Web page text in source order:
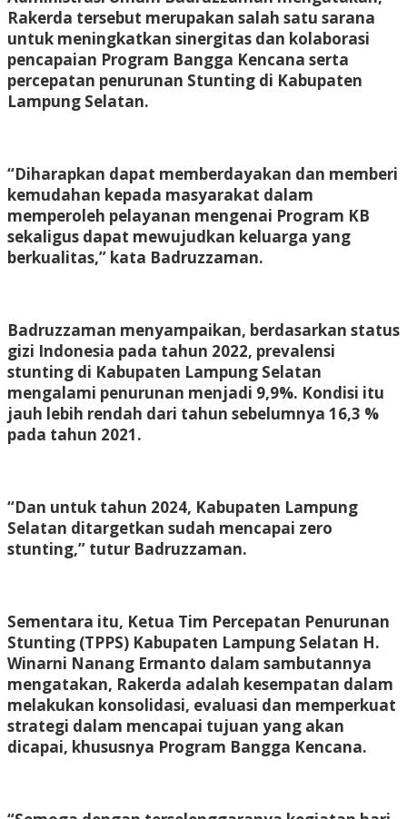
Rakerda tersebut merupakan salah satu sarana
untuk meningkatkan sinergitas dan kolaborasi
pencapaian Program Bangga Kencana serta
percepatan penurunan Stunting di Kabupaten
Lampung Selatan.
“Diharapkan dapat memberdayakan dan memberi
kemudahan kepada masyarakat dalam
memperoleh pelayanan mengenai Program KB
sekaligus dapat mewujudkan keluarga yang
berkualitas,” kata Badruzzaman.
Badruzzaman menyampaikan, berdasarkan status
gizi Indonesia pada tahun 2022, prevalensi
stunting di Kabupaten Lampung Selatan
mengalami penurunan menjadi 9,9%. Kondisi itu
jauh lebih rendah dari tahun sebelumnya 16,3 %
pada tahun 2021.
“Dan untuk tahun 2024, Kabupaten Lampung
Selatan ditargetkan sudah mencapai zero
stunting,” tutur Badruzzaman.
Sementara itu, Ketua Tim Percepatan Penurunan
Stunting (TPPS) Kabupaten Lampung Selatan H.
Winarni Nanang Ermanto dalam sambutannya
mengatakan, Rakerda adalah kesempatan dalam
melakukan konsolidasi, evaluasi dan memperkuat
strategi dalam mencapai tujuan yang akan
dicapai, khususnya Program Bangga Kencana.